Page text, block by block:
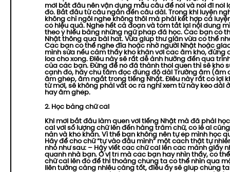
mới bắt đầu nên vận dụng mẫu câu để nói và nói đi nói
đó. Bắt đầu từ câu ngắn đến câu dài. Trong khi luyện
không chỉ ngồi nghe không thôi mà phải kết hợp cả
có hiệu quả. Nghe hết cả đoạn và tóm tắt lại nội dung
theo ý hiểu bằng những ngữ pháp đã học. Các bạn có
Nhật thông qua bài hát. Vừa giúp thư giãn vừa có thể
Các bạn có thể nghe đĩa hoặc nhờ người Nhật hoặc
mình sửa nếu cảm thấy khó khăn với các âm khó, đừng
loa cho xong. Điều này sẽ rất dễ ảnh hưởng đến quá
của các bạn. Đừng để nó đã thành thói quen thì sẽ khó
cạnh đó, hãy chú tâm đọc đúng độ dài Trường âm (âm
âm ghép, âm ngắt trong tiếng Nhật. Điều này rất có lợi
từ mới, sẽ không phải vắt óc ra nghĩ xem từ này kéo dài
hay âm ghép.
2. Học bảng chữ cái
Khi mới bắt đầu làm quen với tiếng Nhật mà đã phải
cái với số lượng chữ lên đến hàng trăm chữ, có lẽ ai
nản và khó khăn. Vì thế bạn không nên tự ép mình học
Hãy để cho chữ “tự vào đầu mình” một cách thật tự
nhỏ như sau: – Hãy viết các chữ cái lên các mảnh giấy
quanh nhà bạn. Ở vị trí mà các bạn hay nhìn thấy, có
chữ cái lên đó để thi thoảng chúng ta có thể nhìn qua
liên tưởng càng nhiều càng tốt, điều ấy sẽ giúp chúng